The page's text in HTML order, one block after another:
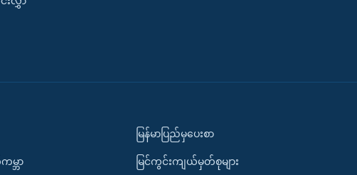
မ္ဘာ
မြန်မာပြည်မှပေးစာ
မြင်ကွင်းကျယ်မှတ်စုများ